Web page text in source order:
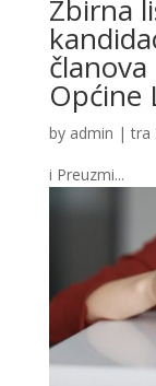
Zbirna
Općine
by admin |tra
i Preuzmi...